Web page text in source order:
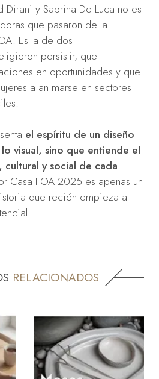
Dirani y Sabrina De Luca no es
que pasaron de la
Es la de dos
persistir, que
en oportunidades y que
a animarse en sectores
el espíritu de un diseño
visual, sino que entiende el
y social de cada
Casa FOA 2025 es apenas un
que recién empieza a
RELACIONADOS